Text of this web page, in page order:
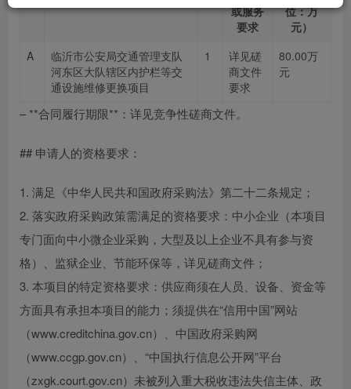
或服务
要求
位：万
元）
A
临沂市公安局交通管理支队
河东区大队辖区内护栏等交
通设施维修更换项目
1
详见磋
商文件
要求
80.00万
元
– **合同履行期限**：详见竞争性磋商文件。
## 申请人的资格要求：
1. 满足《中华人民共和国政府采购法》第二十二条规定；
2. 落实政府采购政策需满足的资格要求：中小企业（本项目
专门面向中小微企业采购，大型及以上企业不具有参与资
格）、监狱企业、节能环保等，详见磋商文件；
3. 本项目的特定资格要求：供应商须在人员、设备、资金等
方面具有承担本项目的能力；须提供在“信用中国”网站
（www.creditchina.gov.cn）、中国政府采购网
（www.ccgp.gov.cn）、“中国执行信息公开网”平台
（zxgk.court.gov.cn）未被列入重大税收违法失信主体、政